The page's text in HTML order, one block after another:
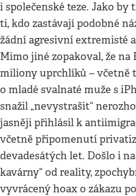
i společenské teze. Jako
ti, kdo zastávají podobné
žádní agresivní extremisté
Mimo jiné zopakoval, že
miliony uprchlíků – včetně
o mladé svalnaté muže s
snažil „nevystrašit“
jasněji přihlásil k
včetně připomenutí
devadesátých let. Došlo i
kavárny“ od reality,
vyvrácený hoax o zákazu